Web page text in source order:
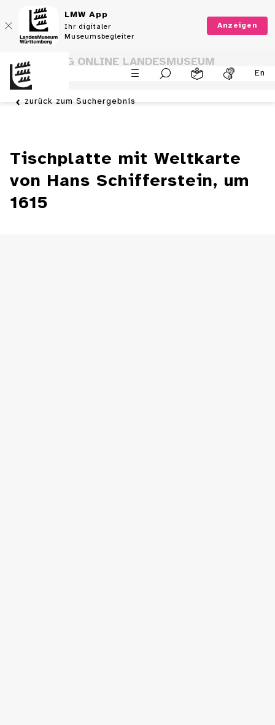
LMW App
Ihr digitaler
Museumsbegleiter
Anzeigen
En
SAMMLUNG ONLINE LANDESMUSEUM
WÜRTTEMBERG
zurück zum Suchergebnis
Tischplatte mit Weltkarte
von Hans Schifferstein, um
1615